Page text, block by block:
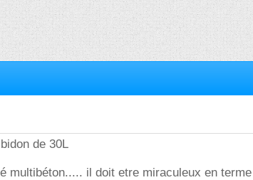
de 30L
multibéton..... il doit etre miraculeux en